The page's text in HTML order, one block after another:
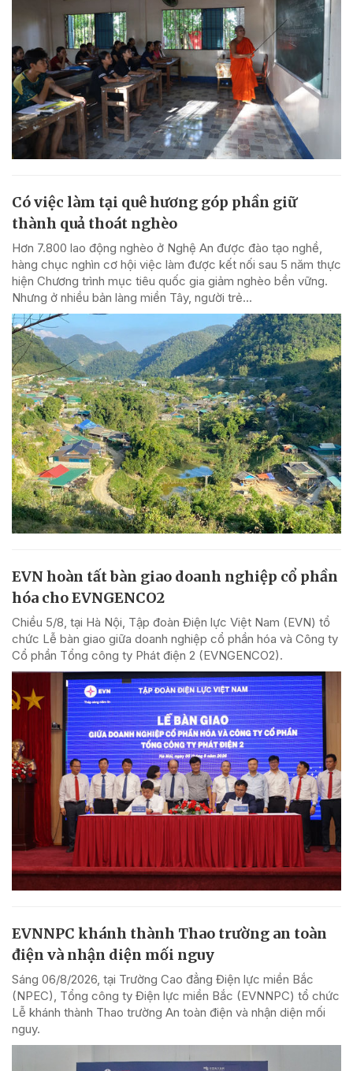
Có việc làm tại quê hương góp phần giữ
thành quả thoát nghèo
Hơn 7.800 lao động nghèo ở Nghệ An được đào tạo nghề,
hàng chục nghìn cơ hội việc làm được kết nối sau 5 năm thực
hiện Chương trình mục tiêu quốc gia giảm nghèo bền vững.
Nhưng ở nhiều bản làng miền Tây, người trẻ...
EVN hoàn tất bàn giao doanh nghiệp cổ phần
hóa cho EVNGENCO2
Chiều 5/8, tại Hà Nội, Tập đoàn Điện lực Việt Nam (EVN) tổ
chức Lễ bàn giao giữa doanh nghiệp cổ phần hóa và Công ty
Cổ phần Tổng công ty Phát điện 2 (EVNGENCO2).
EVNNPC khánh thành Thao trường an toàn
điện và nhận diện mối nguy
Sáng 06/8/2026, tại Trường Cao đẳng Điện lực miền Bắc
(NPEC), Tổng công ty Điện lực miền Bắc (EVNNPC) tổ chức
Lễ khánh thành Thao trường An toàn điện và nhận diện mối
nguy.